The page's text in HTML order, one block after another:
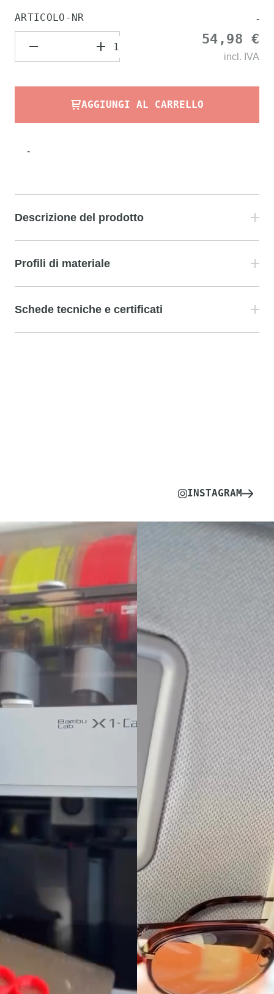
ARTICOLO-NR -
54,98 €
incl. IVA
AGGIUNGI AL CARRELLO
-
Descrizione del prodotto
Profili di materiale
Schede tecniche e certificati
INSTAGRAM